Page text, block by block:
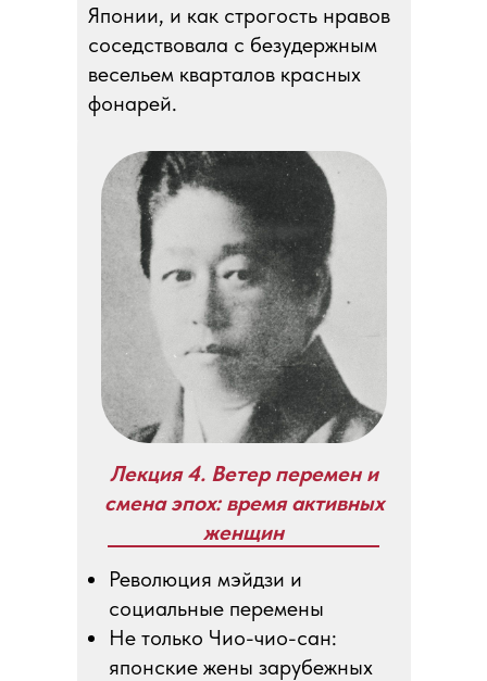
Японии, и как строгость нравов
соседствовала с безудержным
весельем кварталов красных
фонарей.
Лекция 4. Ветер перемен и
смена эпох: время активных
женщин
Революция мэйдзи и
социальные перемены
Не только Чио-чио-сан:
японские жены зарубежных